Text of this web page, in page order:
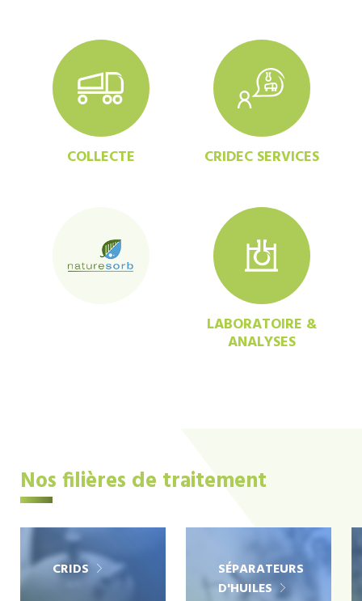
COLLECTE CRIDEC SERVICES
LABORATOIRE &
ANALYSES
Nos filières de traitement
CRIDS
SÉPARATEURS
D'HUILES